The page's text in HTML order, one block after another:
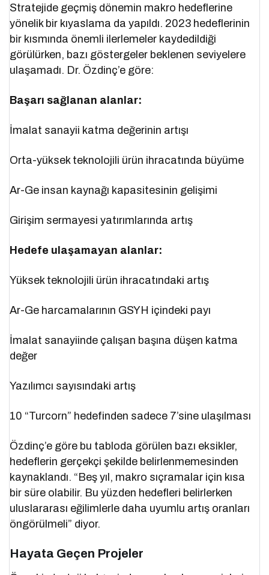
Stratejide geçmiş dönemin makro hedeflerine
yönelik bir kıyaslama da yapıldı. 2023 hedeflerinin
bir kısmında önemli ilerlemeler kaydedildiği
görülürken, bazı göstergeler beklenen seviyelere
ulaşamadı. Dr. Özdinç’e göre:
Başarı sağlanan alanlar:
İmalat sanayii katma değerinin artışı
Orta-yüksek teknolojili ürün ihracatında büyüme
Ar-Ge insan kaynağı kapasitesinin gelişimi
Girişim sermayesi yatırımlarında artış
Hedefe ulaşamayan alanlar:
Yüksek teknolojili ürün ihracatındaki artış
Ar-Ge harcamalarının GSYH içindeki payı
İmalat sanayiinde çalışan başına düşen katma
değer
Yazılımcı sayısındaki artış
10 “Turcorn” hedefinden sadece 7’sine ulaşılması
Özdinç’e göre bu tabloda görülen bazı eksikler,
hedeflerin gerçekçi şekilde belirlenmemesinden
kaynaklandı. “Beş yıl, makro sıçramalar için kısa
bir süre olabilir. Bu yüzden hedefleri belirlerken
uluslararası eğilimlerle daha uyumlu artış oranları
öngörülmeli” diyor.
Hayata Geçen Projeler